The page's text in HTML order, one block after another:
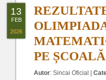
PE
Autor:Sincai Oficial |
13
FEB
2026